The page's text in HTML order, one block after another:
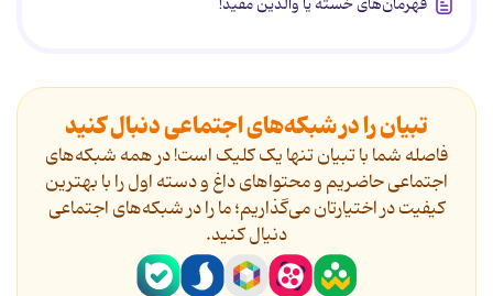
قهرمان‌های خسته یا والدین مفید!
تبیان را در شبکه‌های اجتماعی دنبال کنید
فاصله شما با تبیان تنها یک کلیک است! در همه شبکه‌های
اجتماعی حاضریم و محتواهای داغ و دسته اول را با بهترین
کیفیت در اختیارتان می‌گذاریم؛ ما را در شبکه‌های اجتماعی
دنیال کنید.